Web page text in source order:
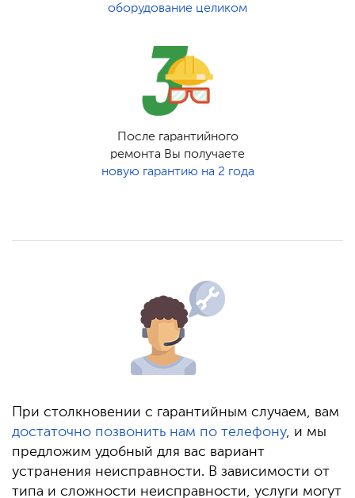
оборудование целиком
После гарантийного
ремонта Вы получаете
новую гарантию на 2 года
При столкновении с гарантийным случаем, вам
достаточно позвонить нам по телефону, и мы
предложим удобный для вас вариант
устранения неисправности. В зависимости от
типа и сложности неисправности, услуги могут